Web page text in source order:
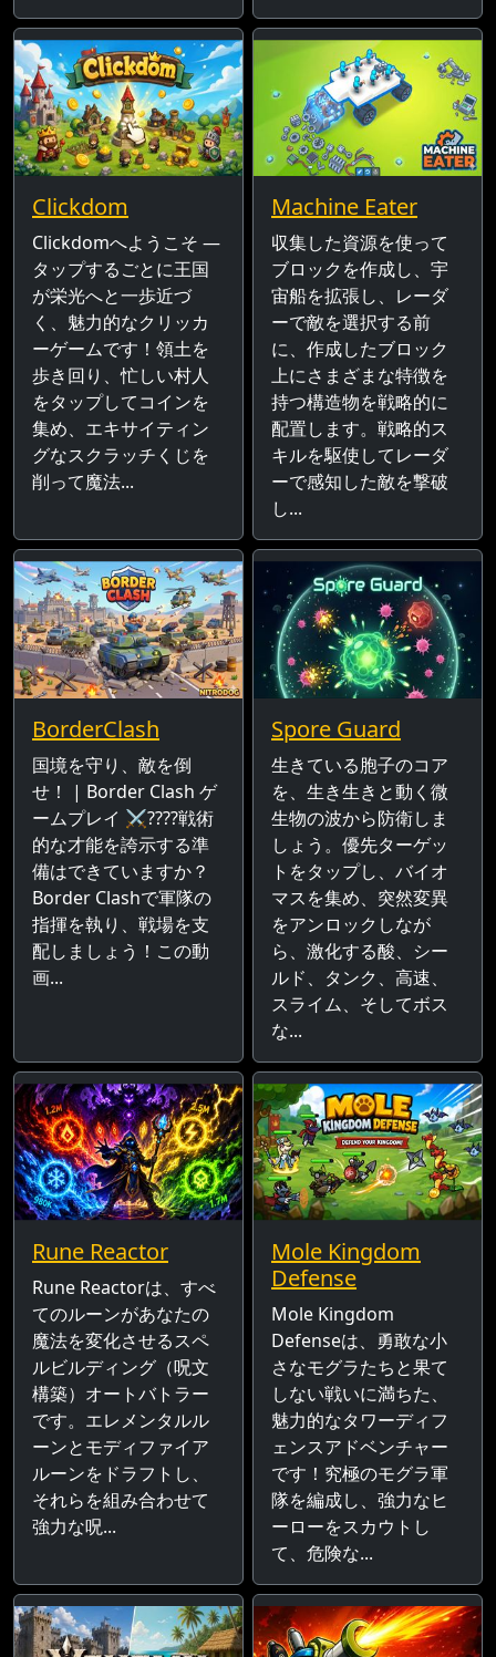
Clickdom
Clickdomへようこそ —
タップするごとに王国
が栄光へと一歩近づ
く、魅力的なクリッカ
ーゲームです！領土を
歩き回り、忙しい村人
をタップしてコインを
集め、エキサイティン
グなスクラッチくじを
削って魔法...
Machine Eater
収集した資源を使って
ブロックを作成し、宇
宙船を拡張し、レーダ
ーで敵を選択する前
に、作成したブロック
上にさまざまな特徴を
持つ構造物を戦略的に
配置します。戦略的ス
キルを駆使してレーダ
ーで感知した敵を撃破
し...
BorderClash
国境を守り、敵を倒
せ！ | Border Clash ゲ
ームプレイ ⚔️????️戦術
的な才能を誇示する準
備はできていますか？
Border Clashで軍隊の
指揮を執り、戦場を支
配しましょう！この動
画...
Spore Guard
生きている胞子のコア
を、生き生きと動く微
生物の波から防衛しま
しょう。優先ターゲッ
トをタップし、バイオ
マスを集め、突然変異
をアンロックしなが
ら、激化する酸、シー
ルド、タンク、高速、
スライム、そしてボス
な...
Rune Reactor
Rune Reactorは、すべ
てのルーンがあなたの
魔法を変化させるスペ
ルビルディング（呪文
構築）オートバトラー
です。エレメンタルル
ーンとモディファイア
ルーンをドラフトし、
それらを組み合わせて
強力な呪...
Mole Kingdom
Defense
Mole Kingdom
Defenseは、勇敢な小
さなモグラたちと果て
しない戦いに満ちた、
魅力的なタワーディフ
ェンスアドベンチャー
です！究極のモグラ軍
隊を編成し、強力なヒ
ーローをスカウトし
て、危険な...